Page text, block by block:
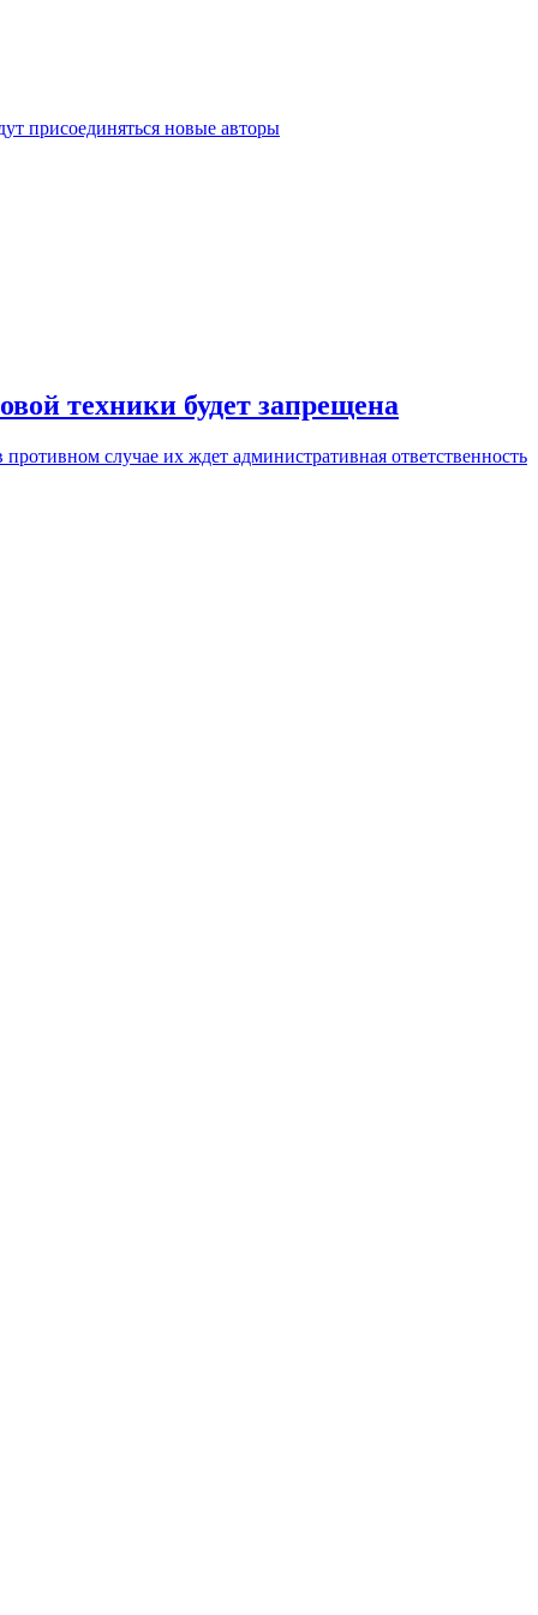
присоединяться новые авторы
техники будет запрещена
случае их ждет административная ответственность